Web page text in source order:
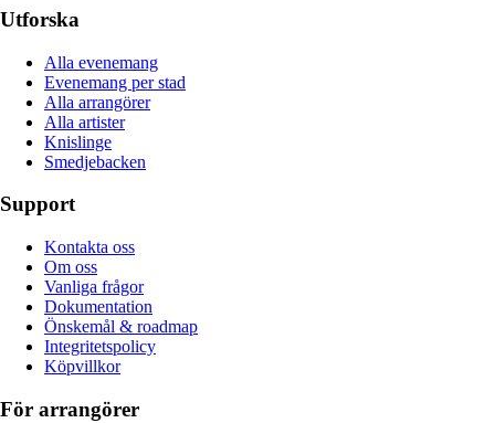
Utforska
Alla evenemang
Evenemang per stad
Alla arrangörer
Alla artister
Knislinge
Smedjebacken
Support
Kontakta oss
Om oss
Vanliga frågor
Dokumentation
Önskemål & roadmap
Integritetspolicy
Köpvillkor
För arrangörer